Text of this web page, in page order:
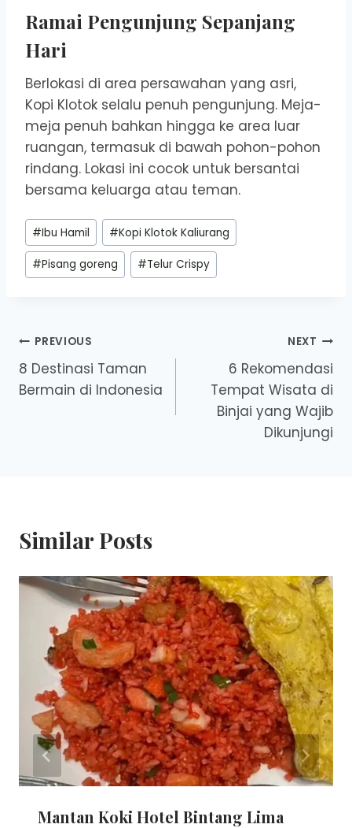
Ramai Pengunjung Sepanjang
Hari
Berlokasi di area persawahan yang asri,
Kopi Klotok selalu penuh pengunjung. Meja-
meja penuh bahkan hingga ke area luar
ruangan, termasuk di bawah pohon-pohon
rindang. Lokasi ini cocok untuk bersantai
bersama keluarga atau teman.
Post
Tags:
#Ibu Hamil #Kopi Klotok Kaliurang
#Pisang goreng #Telur Crispy
Post
navigation
PREVIOUS
8 Destinasi Taman
Bermain di Indonesia
NEXT
6 Rekomendasi
Tempat Wisata di
Binjai yang Wajib
Dikunjungi
Similar Posts
Mantan Koki Hotel Bintang Lima